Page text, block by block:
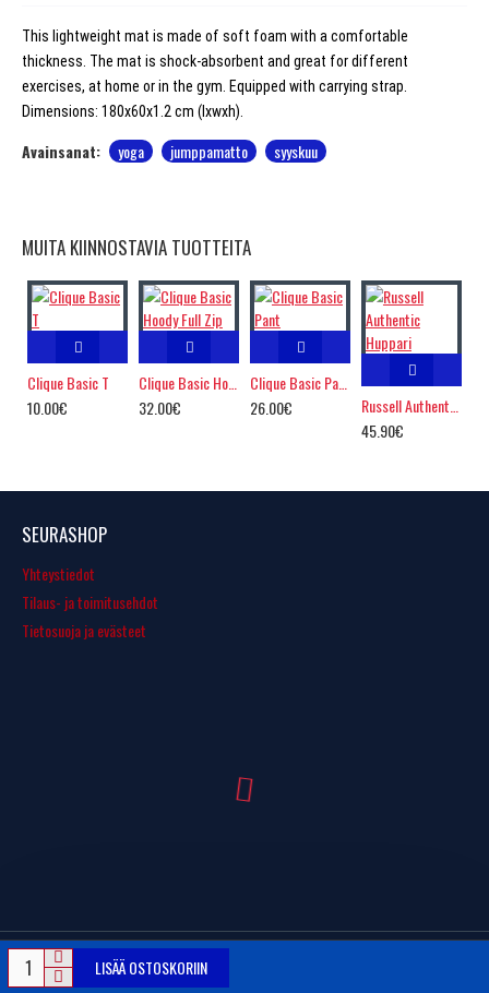
LISÄÄ OSTOSKORIIN
This lightweight mat is made of soft foam with a comfortable
thickness. The mat is shock-absorbent and great for different
exercises, at home or in the gym. Equipped with carrying strap.
Dimensions: 180x60x1.2 cm (lxwxh).
Avainsanat: yoga jumppamatto syyskuu
MUITA KIINNOSTAVIA TUOTTEITA
Clique Basic T
10.00€
Clique Basic Hoody Full Zip
32.00€
Clique Basic Pant
26.00€
45.90€
SEURASHOP
Yhteystiedot
Tilaus- ja toimitusehdot
Tietosuoja ja evästeet
© Copyright 2016